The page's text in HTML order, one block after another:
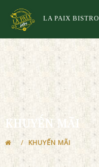
LA PAIX BISTRO
KHUYẾN MÃI
KHUYẾN MÃI